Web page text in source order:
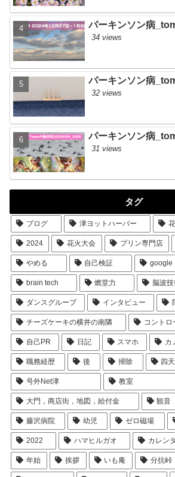
パーキンソン病
34 views
パーキンソン病
32 views
パーキンソン病
31 views
タグ
ブログ 津ヨットハーバー 花
2024 花火大会 プリン専門店
やめる 自己検証 google
brain tech 燃堂力 脳波
ダンスグループ インタビュー
チーズケーキの横井の南隣 コントロ
自己PR 日記 スマホ カ
職務経歴 後 掃除 四
号外Net津 教室
大門，商店街，地図，給付金 観音
藤沢病院 幼児 ゼロ磁場
2022 ハマヒルガオ カレン
年始 挨拶 いも庵 分抗峠